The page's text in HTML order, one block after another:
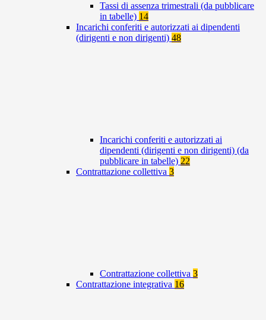
Tassi di assenza trimestrali (da pubblicare
in tabelle) 14
Incarichi conferiti e autorizzati ai dipendenti
(dirigenti e non dirigenti) 48
Incarichi conferiti e autorizzati ai
dipendenti (dirigenti e non dirigenti) (da
pubblicare in tabelle) 22
Contrattazione collettiva 3
Contrattazione collettiva 3
Contrattazione integrativa 16